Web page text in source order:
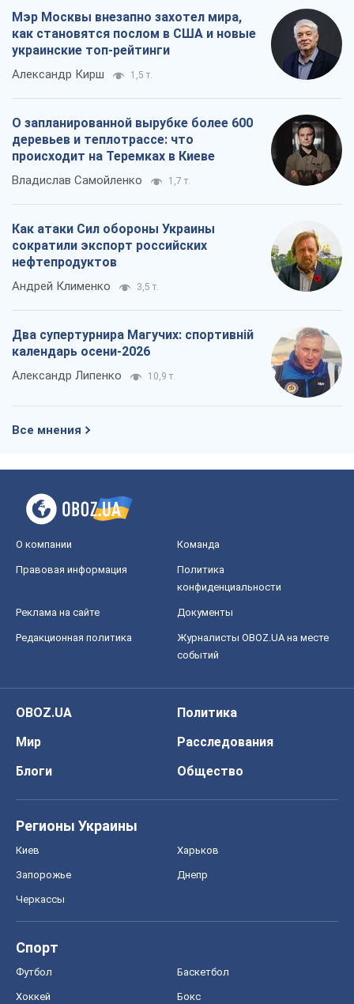
Мэр Москвы внезапно захотел мира,
как становятся послом в США и новые
украинские топ-рейтинги
Александр Кирш 1,5 т.
О запланированной вырубке более 600
деревьев и теплотрассе: что
происходит на Теремках в Киеве
Владислав Самойленко 1,7 т.
Как атаки Сил обороны Украины
сократили экспорт российских
нефтепродуктов
Андрей Клименко 3,5 т.
Два супертурнира Магучих: спортивній
календарь осени-2026
Александр Липенко 10,9 т.
Все мнения
О компании Команда
Правовая информация
Политика
конфиденциальности
Реклама на сайте Документы
Редакционная политика
Журналисты OBOZ.UA на месте
событий
OBOZ.UA
Политика
Мир
Расследования
Блоги
Общество
Регионы Украины
Киев Харьков
Запорожье Днепр
Черкассы
Спорт
Футбол Баскетбол
Хоккей Бокс